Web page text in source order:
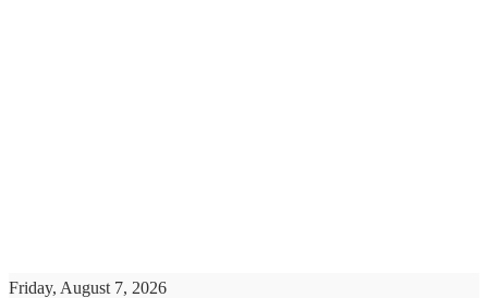
Friday, August 7, 2026